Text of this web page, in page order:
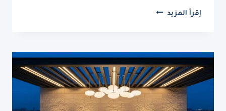
إقرأ المزيد معلم
ت:
0551751695
،
تركيب
باركيه